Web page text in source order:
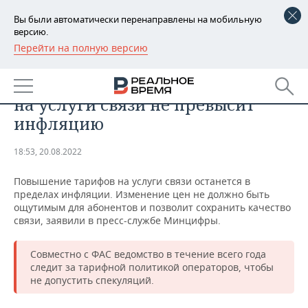
Вы были автоматически перенаправлены на мобильную
версию.
Перейти на полную версию
РЕГИОНЫ
БАШКОРТОСТАН
ТАТАРСТАН
НОВОСТИ
АНАЛИТИКА
ДЕКЛАРАЦИИ О ДОХОДАХ
КОРОЛИ ГОСЗАКАЗА ПФО
ВУЗЫ ТАТАРСТАНА
КОМУ ПРИНАДЛЕЖАТ
ТОРГОВЫЕ ЦЕНТРЫ
ТАТАРСТАНА
НОВОСТИ ЭКОНОМИКИ
ФИНАНСЫ
БАНКИ
БЮДЖЕТ
ПРОМЫШЛЕННОСТЬ
НОВОСТИ
ПРОМЫШЛЕННОСТИ
АГРОПРОМ
МАШИНОСТРОЕНИЕ
НЕДВИЖИМОСТЬ
НОВОСТИ НЕДВИЖИМОСТИ
АВТО
НОВОСТИ АВТО
БИЗНЕС
Минцифры России: рост тарифов
на услуги связи не превысит
инфляцию
18:53, 20.08.2022
Повышение тарифов на услуги связи останется в
пределах инфляции. Изменение цен не должно быть
ощутимым для абонентов и позволит сохранить качество
связи, заявили в пресс-службе Минцифры.
Совместно с ФАС ведомство в течение всего года
следит за тарифной политикой операторов, чтобы
не допустить спекуляций.